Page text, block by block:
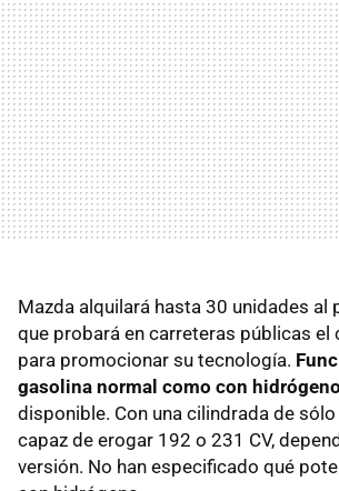
Mazda alquilará hasta 30 unidades al
que probará en carreteras públicas el
para promocionar su tecnología.
gasolina normal como con hidrógeno
disponible. Con una cilindrada de
capaz de erogar 192 o 231 CV,
versión. No han especificado qué